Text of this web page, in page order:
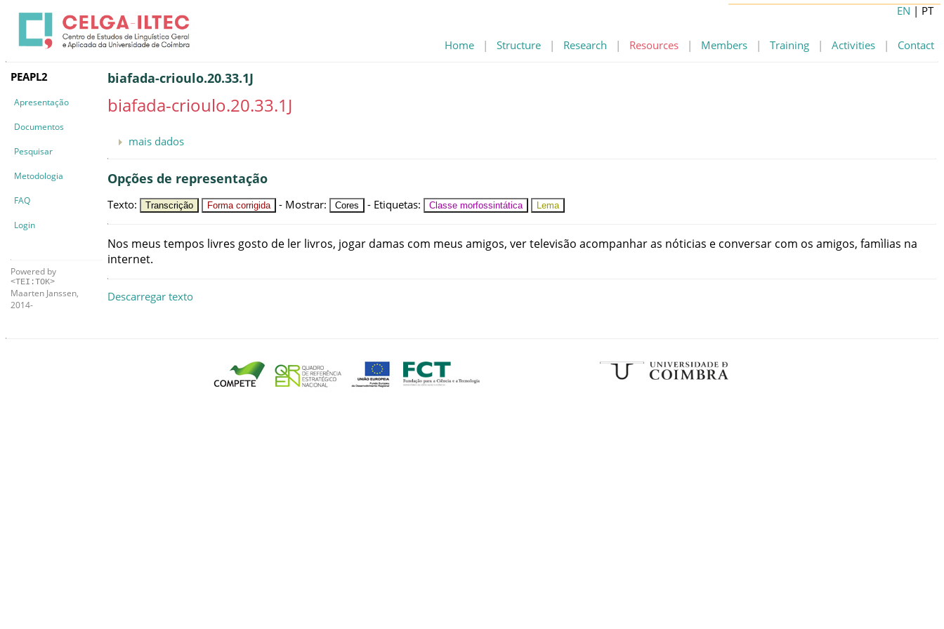
Home | Structure | Research | Resources | Members | Training | Activities | Contact
EN | PT
PEAPL2
Apresentação
Documentos
Pesquisar
Metodologia
FAQ
Login
Powered by
<TEI:TOK>
Maarten Janssen,
2014-
biafada-crioulo.20.33.1J
biafada-crioulo.20.33.1J
mais dados
Opções de representação
Texto: Transcrição Forma corrigida - Mostrar: Cores - Etiquetas: Classe morfossintática Lema
Nos meus tempos livres gosto de ler livros, jogar damas com meus amigos, vertelevisão acompanharas nóticias e conversar com os amigos, famìlias na
internet.
Descarregar texto